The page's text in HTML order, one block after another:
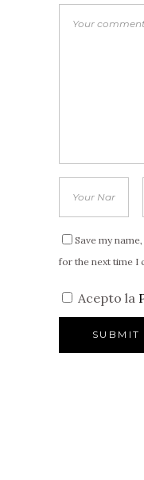
Save my
for the next time I
Acepto la